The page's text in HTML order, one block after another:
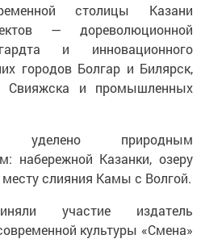
столицы Казани
— дореволюционной
и инновационного
городов Болгар и Билярск,
Свияжска и промышленных
уделено природным
набережной Казанки, озеру
слияния Камы с Волгой.
участие издатель
культуры «Смена»